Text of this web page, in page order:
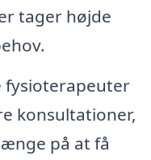
tager højde
fysioterapeuter
konsultationer,
på at få